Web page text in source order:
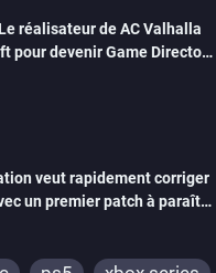
réalisateur de AC Valhalla
pour devenir Game Director
veut rapidement corriger
un premier patch à paraître